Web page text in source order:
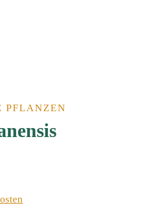
PFLANZEN